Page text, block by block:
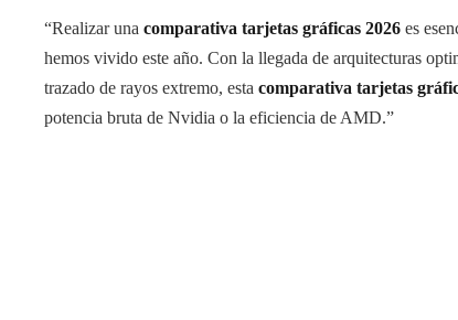
“Realizar una comparativa tarjetas gráficas 2026 es
hemos vivido este año. Con la llegada de arquitecturas
trazado de rayos extremo, esta comparativa tarjetas
potencia bruta de Nvidia o la eficiencia de AMD.”